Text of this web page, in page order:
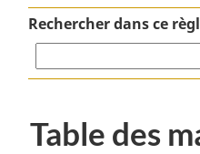
Rechercher dans ce
Table des